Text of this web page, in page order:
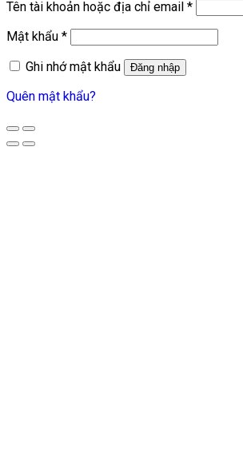
Tên tài khoản hoặc địa chỉ email *Bắt
Mật khẩu *Bắt
Ghi nhớ mật khẩu
Đăng nhập
Quên mật khẩu?